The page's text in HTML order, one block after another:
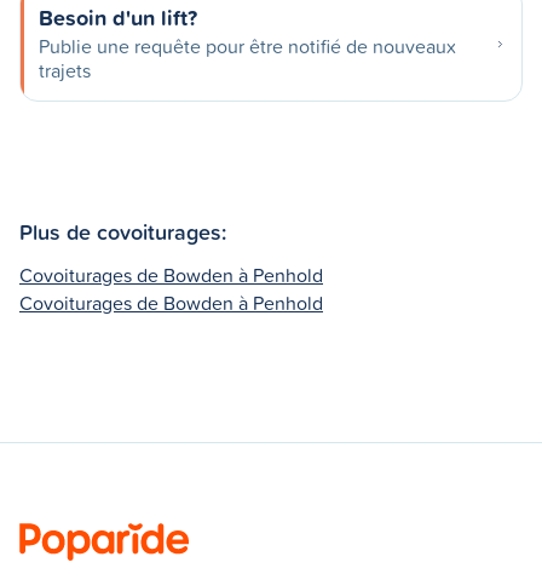
Besoin d'un lift?
Publie une requête pour être notifié de nouveaux
trajets
Plus de covoiturages:
Covoiturages de Bowden à Penhold
Covoiturages de Bowden à Penhold